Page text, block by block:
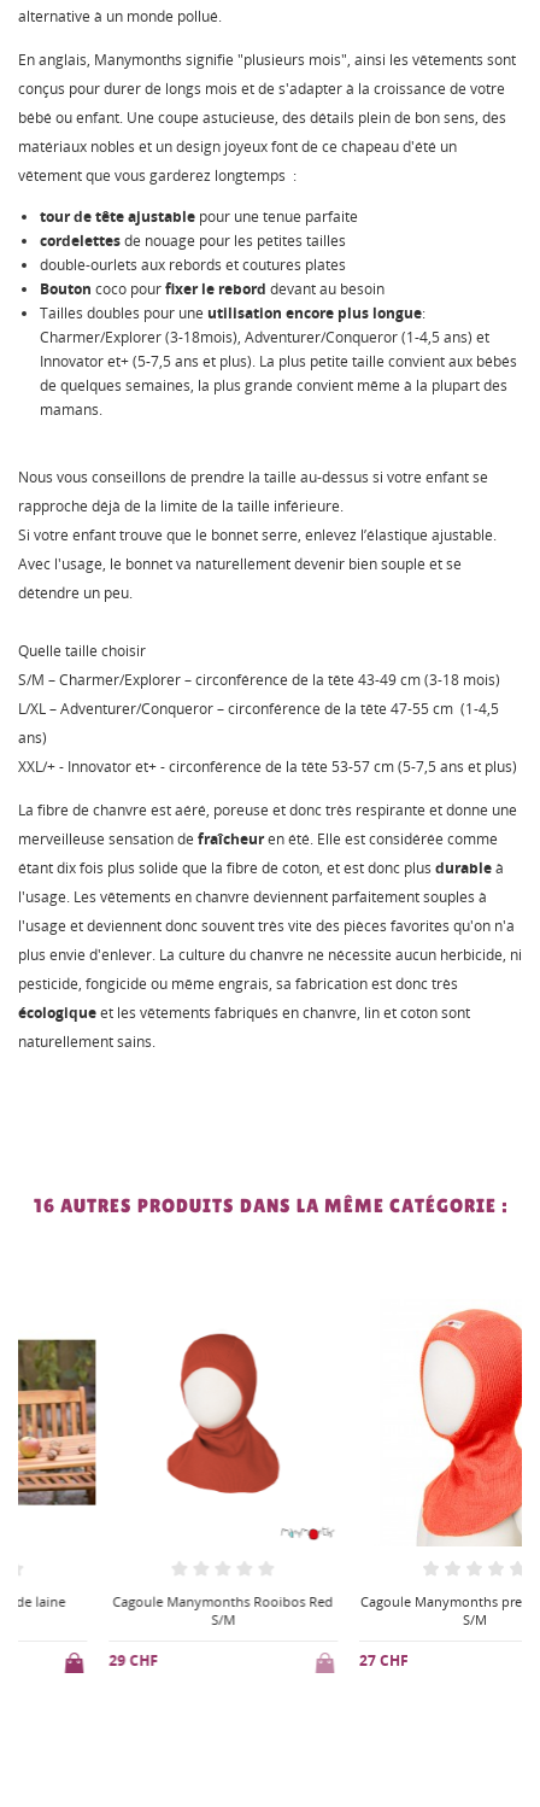
alternative à un monde pollué.
En anglais, Manymonths signifie "plusieurs mois", ainsi les vêtements sont
conçus pour durer de longs mois et de s'adapter à la croissance de votre
bébé ou enfant. Une coupe astucieuse, des détails plein de bon sens, des
matériaux nobles et un design joyeux font de ce chapeau d'été un
vêtement que vous garderez longtemps :
tour de tête ajustable pour une tenue parfaite
cordelettesde nouage pour les petites tailles
double-ourlets aux rebords et coutures plates
Bouton coco pourfixer le rebord devant au besoin
Tailles doubles pour une utilisation encore plus longue:
Charmer/Explorer (3-18mois), Adventurer/Conqueror (1-4,5 ans) et
Innovator et+ (5-7,5 ans et plus). La plus petite taille convient aux bébés
de quelques semaines, la plus grande convient même à la plupart des
mamans.
Nous vous conseillons de prendre la taille au-dessus si votre enfant se
rapproche déjà de la limite de la taille inférieure.
Si votre enfant trouve que le bonnet serre, enlevez l’élastique ajustable.
Avec l'usage, le bonnet va naturellement devenir bien souple et se
détendre un peu.
Quelle taille choisir
S/M – Charmer/Explorer – circonférence de la tête 43-49 cm (3-18 mois)
L/XL – Adventurer/Conqueror – circonférence de la tête 47-55 cm (1-4,5
ans)
XXL/+ - Innovator et+ - circonférence de la tête 53-57 cm (5-7,5 ans et plus)
La fibre de chanvre est aéré, poreuse et donc très respirante et donne une
merveilleuse sensation de fraîcheuren été. Elle est considérée comme
étant dix fois plus solide que la fibre de coton, et est donc plus durableà
l'usage. Les vêtements en chanvre deviennent parfaitement souples à
l'usage et deviennent donc souvent très vite des pièces favorites qu'on n'a
plus envie d'enlever. La culture du chanvre ne nécessite aucun herbicide, ni
pesticide, fongicide ou même engrais, sa fabrication est donc très
écologiqueet les vêtements fabriqués en chanvre, lin et coton sont
naturellement sains.
16 AUTRES PRODUITS DANS LA MÊME CATÉGORIE :
Cagoule Manymonths Rooibos Red
29 CHF
Cagoule Manymonths precious coral
27 CHF